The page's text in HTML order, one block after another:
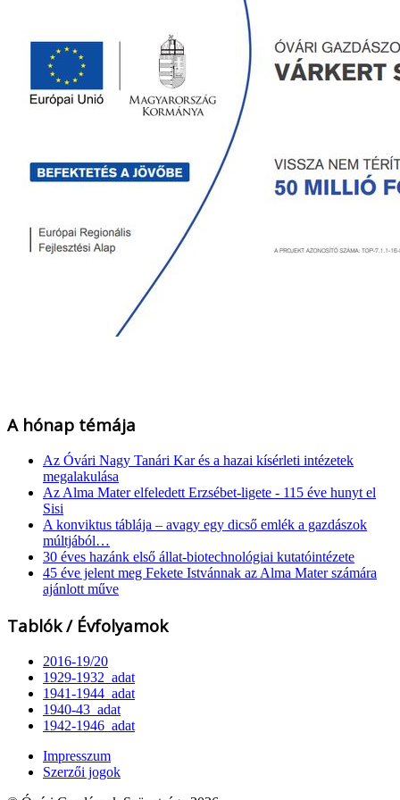
A hónap témája
Az Óvári Nagy Tanári Kar és a hazai kísérleti intézetek
megalakulása
Az Alma Mater elfeledett Erzsébet-ligete - 115 éve hunyt el
Sisi
A konviktus táblája – avagy egy dicső emlék a gazdászok
múltjából…
30 éves hazánk első állat-biotechnológiai kutatóintézete
45 éve jelent meg Fekete Istvánnak az Alma Mater számára
ajánlott műve
Tablók / Évfolyamok
2016-19/20
1929-1932_adat
1941-1944_adat
1940-43_adat
1942-1946_adat
Impresszum
Szerzői jogok